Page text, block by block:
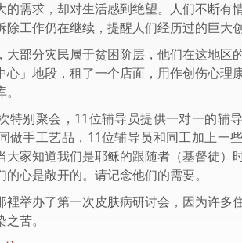
的需求，却对生活感到绝望。人们不断有
除工作仍在继续，提醒人们经历过的巨大
大部分灾民属于贫困阶层，他们在这地区
心」地段，租了一个店面，用作创伤心理
特别聚会，11位辅导员提供一对一的辅
做手工艺品，11位辅导员和同工加上一
大家知道我们是耶稣的跟随者（基督徒）
心是敞开的。请记念他们的需要。
裡举办了第一次皮肤病研讨会，因为许多
苦。